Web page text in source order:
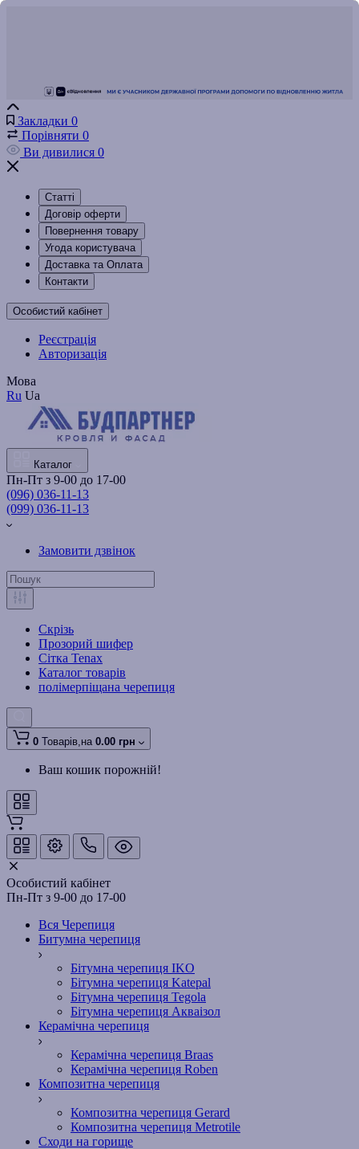
Закладки 0
Порівняти 0
Ви дивилися 0
Статті
Договір оферти
Повернення товару
Угода користувача
Доставка та Оплата
Контакти
Особистий кабінет
Реєстрація
Авторизація
Мова
Ru Ua
Каталог
Пн-Пт з 9-00 до 17-00
(096) 036-11-13
(099) 036-11-13
Замовити дзвінок
Скрізь
Прозорий шифер
Сітка Tenax
Каталог товарів
полімерпіщана черепиця
0 Товарів,на 0.00 грн
Ваш кошик порожній!
Особистий кабінет
Пн-Пт з 9-00 до 17-00
Вся Черепиця
Битумна черепиця
Бітумна черепиця IKO
Бітумна черепиця Katepal
Бітумна черепиця Tegola
Бітумна черепиця Акваізол
Керамічна черепиця
Керамічна черепиця Braas
Керамічна черепиця Roben
Композитна черепиця
Композитна черепиця Gerard
Композитна черепиця Metrotile
Сходи на горище